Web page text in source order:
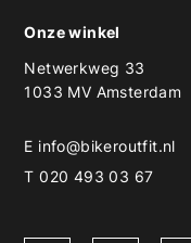
Onze winkel
Netwerkweg 33
1033 MV Amsterdam
E info@bikeroutfit.nl
T 020 493 03 67